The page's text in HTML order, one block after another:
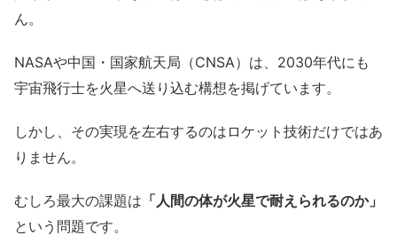
ん。
NASAや中国・国家航天局（CNSA）は、2030年代にも
宇宙飛行士を火星へ送り込む構想を掲げています。
しかし、その実現を左右するのはロケット技術だけではあ
りません。
むしろ最大の課題は 「人間の体が火星で耐えられるのか」
という問題です。